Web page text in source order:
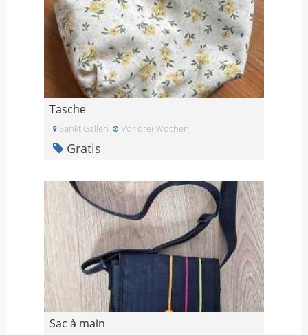
Tasche
Sankt Gallen Vor drei Wochen
Gratis
Sac à main